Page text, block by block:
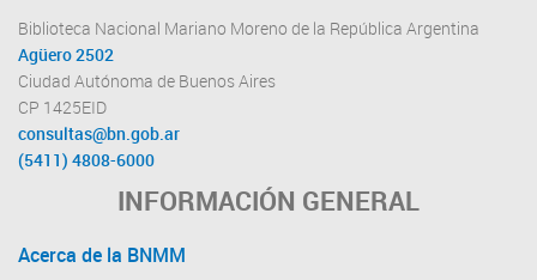
Biblioteca Nacional Mariano Moreno de la República Argentina
Agüero 2502
Ciudad Autónoma de Buenos Aires
CP 1425EID
consultas@bn.gob.ar
(5411) 4808-6000
INFORMACIÓN GENERAL
Acerca de la BNMM